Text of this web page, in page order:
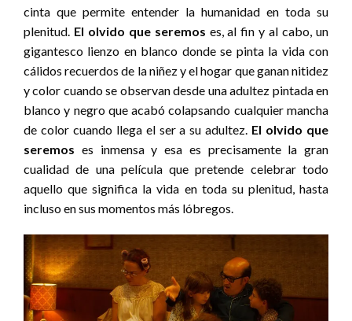
cinta que permite entender la humanidad en toda su
plenitud. El olvido que seremos es, al fin y al cabo, un
gigantesco lienzo en blanco donde se pinta la vida con
cálidos recuerdos de la niñez y el hogar que ganan nitidez
y color cuando se observan desde una adultez pintada en
blanco y negro que acabó colapsando cualquier mancha
de color cuando llega el ser a su adultez. El olvido que
seremos es inmensa y esa es precisamente la gran
cualidad de una película que pretende celebrar todo
aquello que significa la vida en toda su plenitud, hasta
incluso en sus momentos más lóbregos.